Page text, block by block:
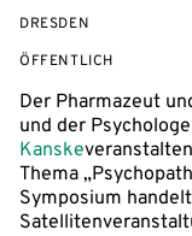
DRESDEN
ÖFFENTLICH
Der Pharmazeut
und der
Kanske
Thema
Symposium